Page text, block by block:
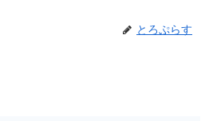
とろぷらす